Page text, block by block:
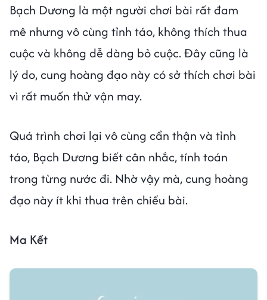
Bạch Dương là một người chơi bài rất đam
mê nhưng vô cùng tỉnh táo, không thích thua
cuộc và không dễ dàng bỏ cuộc. Đây cũng là
lý do, cung hoàng đạo này có sở thích chơi bài
vì rất muốn thử vận may.
Quá trình chơi lại vô cùng cẩn thận và tỉnh
táo, Bạch Dương biết cân nhắc, tính toán
trong từng nước đi. Nhờ vậy mà, cung hoàng
đạo này ít khi thua trên chiếu bài.
Ma Kết